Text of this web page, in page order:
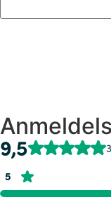
9,5
5